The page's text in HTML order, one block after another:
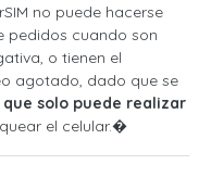
no puede hacerse
pedidos cuando son
o tienen el
agotado, dado que se
solo puede realizar
el celular.�